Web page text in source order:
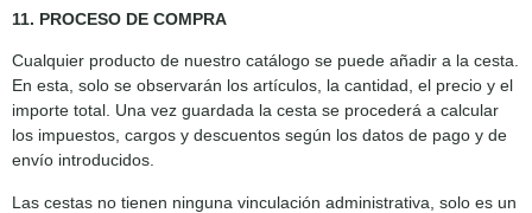
11. PROCESO DE COMPRA
Cualquier producto de nuestro catálogo se puede añadir a la cesta.
En esta, solo se observarán los artículos, la cantidad, el precio y el
importe total. Una vez guardada la cesta se procederá a calcular
los impuestos, cargos y descuentos según los datos de pago y de
envío introducidos.
Las cestas no tienen ninguna vinculación administrativa, solo es un